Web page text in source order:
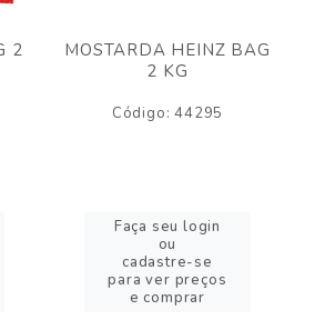
2
MOSTARDA HEINZ BAG
2 KG
Código: 44295
Faça seu login
ou
cadastre-se
para ver preços
e comprar